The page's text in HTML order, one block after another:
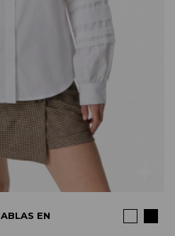
EN